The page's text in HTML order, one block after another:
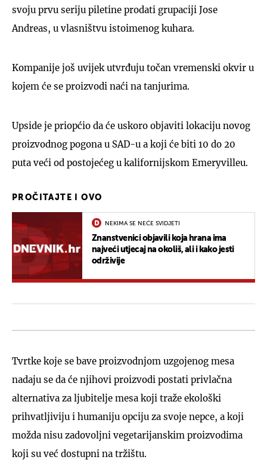
svoju prvu seriju piletine prodati grupaciji Jose
Andreas, u vlasništvu istoimenog kuhara.
Kompanije još uvijek utvrđuju točan vremenski okvir u
kojem će se proizvodi naći na tanjurima.
Upside je priopćio da će uskoro objaviti lokaciju novog
proizvodnog pogona u SAD-u a koji će biti 10 do 20
puta veći od postojećeg u kalifornijskom Emeryvilleu.
PROČITAJTE I OVO
NEKIMA SE NEĆE SVIDJETI
Znanstvenici objavili koja hrana ima
najveći utjecaj na okoliš, ali i kako jesti
održivije
Tvrtke koje se bave proizvodnjom uzgojenog mesa
nadaju se da će njihovi proizvodi postati privlačna
alternativa za ljubitelje mesa koji traže ekološki
prihvatljiviju i humaniju opciju za svoje nepce, a koji
možda nisu zadovoljni vegetarijanskim proizvodima
koji su već dostupni na tržištu.